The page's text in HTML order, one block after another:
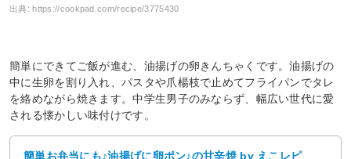
出典: https://cookpad.com/recipe/3775430
簡単にできてご飯が進む、油揚げの卵きんちゃくです。油揚げの
中に生卵を割り入れ、パスタや爪楊枝で止めてフライパンでタレ
を絡めながら焼きます。中学生男子のみならず、幅広い世代に愛
される懐かしい味付けです。
簡単お弁当にも♪油揚げに卵ポン♪の甘辛焼 by えこレピ